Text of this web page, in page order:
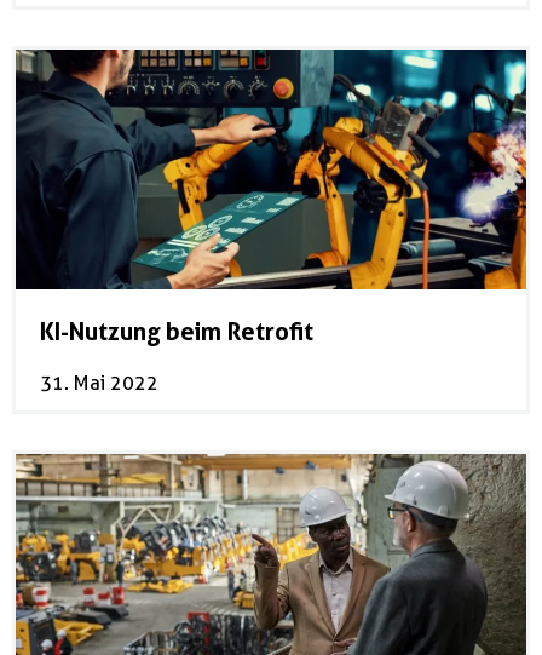
KI-Nutzung beim Retrofit
31. Mai 2022